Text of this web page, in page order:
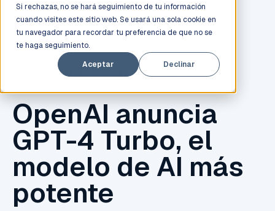
Si rechazas, no se hará seguimiento de tu información
cuando visites este sitio web. Se usará una sola cookie en
tu navegador para recordar tu preferencia de que no se
te haga seguimiento.
Aceptar
Declinar
INNOVACIÓN , TENDENCIA
INTELIGENCIA ARTIFICIAL , AI
OpenAI anuncia
GPT-4 Turbo, el
modelo de AI más
potente